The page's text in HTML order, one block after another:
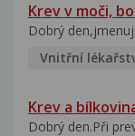
Krev v moči,
Dobrý
Vnitřní
Krev a
Dobrý den.Při